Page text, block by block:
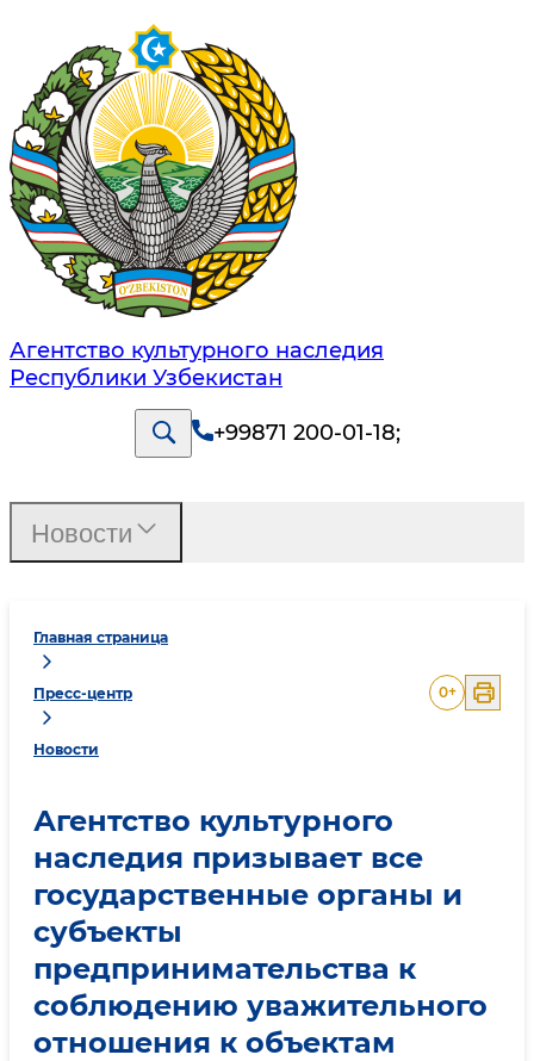
Агентство культурного наследия
Республики Узбекистан
+99871 200-01-18;
Главная страница
Пресс-центр
Новости
0+
Агентство культурного
наследия призывает все
государственные органы и
субъекты
предпринимательства к
соблюдению уважительного
отношения к объектам
Новости